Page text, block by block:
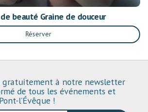
beauté Graine de douceur
Réserver
gratuitement à notre newsletter
de tous les événements et
l’Évêque !